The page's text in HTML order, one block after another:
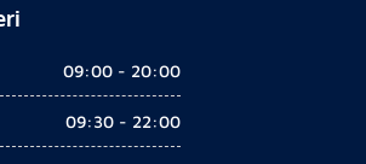
09:00 - 20:00
09:30 - 22:00